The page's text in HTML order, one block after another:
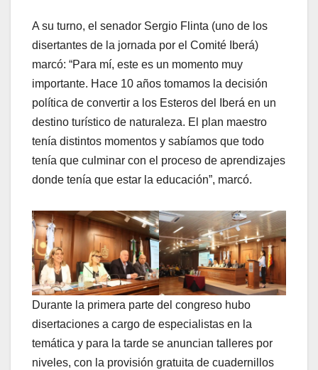
A su turno, el senador Sergio Flinta (uno de los
disertantes de la jornada por el Comité Iberá)
marcó: “Para mí, este es un momento muy
importante. Hace 10 años tomamos la decisión
política de convertir a los Esteros del Iberá en un
destino turístico de naturaleza. El plan maestro
tenía distintos momentos y sabíamos que todo
tenía que culminar con el proceso de aprendizajes
donde tenía que estar la educación”, marcó.
Durante la primera parte del congreso hubo
disertaciones a cargo de especialistas en la
temática y para la tarde se anuncian talleres por
niveles, con la provisión gratuita de cuadernillos